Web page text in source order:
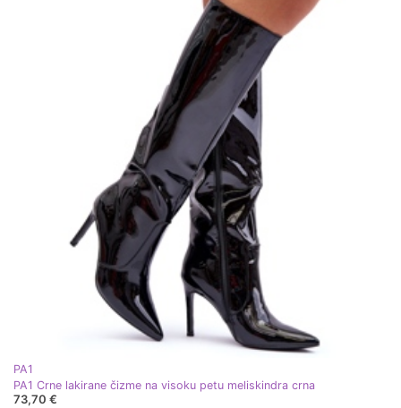
PA1
PA1 Crne lakirane čizme na visoku petu meliskindra crna
73,70 €